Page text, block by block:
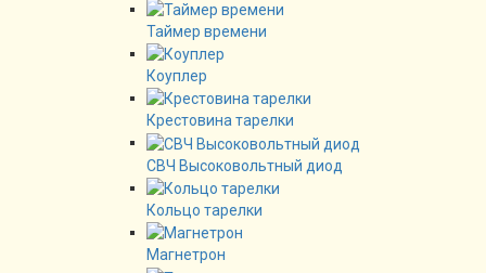
Таймер времени
Коуплер
Крестовина тарелки
СВЧ Высоковольтный диод
Кольцо тарелки
Магнетрон